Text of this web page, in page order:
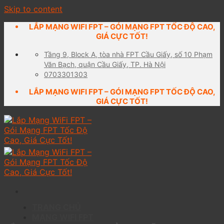
Skip to content
LẮP MẠNG WIFI FPT – GÓI MẠNG FPT TỐC ĐỘ CAO,
GIÁ CỰC TỐT!
Tầng 9, Block A, tòa nhà FPT Cầu Giấy, số 10 Phạm
Văn Bạch, quận Cầu Giấy, TP. Hà Nội
0703301303
LẮP MẠNG WIFI FPT – GÓI MẠNG FPT TỐC ĐỘ CAO,
GIÁ CỰC TỐT!